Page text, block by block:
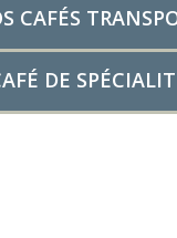
CAFÉS
DE